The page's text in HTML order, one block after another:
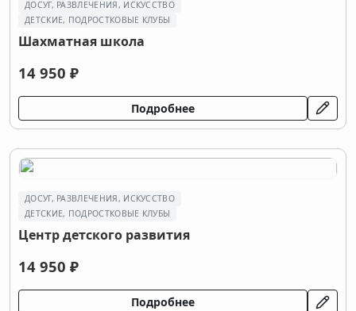
ДОСУГ, РАЗВЛЕЧЕНИЯ, ИСКУССТВО
ДЕТСКИЕ, ПОДРОСТКОВЫЕ КЛУБЫ
Шахматная школа
14 950 ₽
Подробнее
ДОСУГ, РАЗВЛЕЧЕНИЯ, ИСКУССТВО
ДЕТСКИЕ, ПОДРОСТКОВЫЕ КЛУБЫ
Центр детского развития
14 950 ₽
Подробнее